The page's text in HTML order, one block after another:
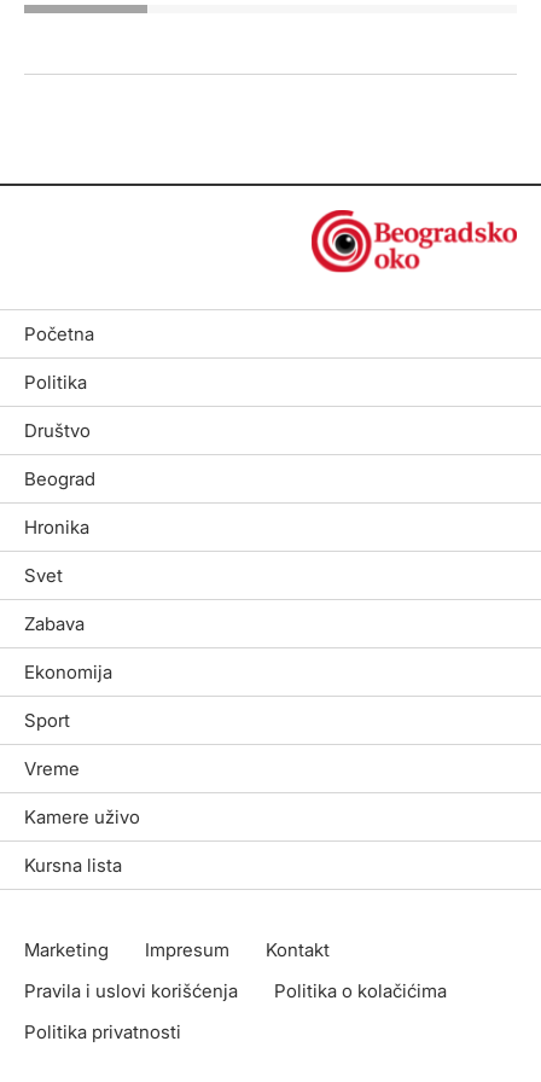
Početna
Politika
Društvo
Beograd
Hronika
Svet
Zabava
Ekonomija
Sport
Vreme
Kamere uživo
Kursna lista
Marketing Impresum
Kontakt
Pravila i uslovi korišćenja
Politika o kolačićima
Politika privatnosti